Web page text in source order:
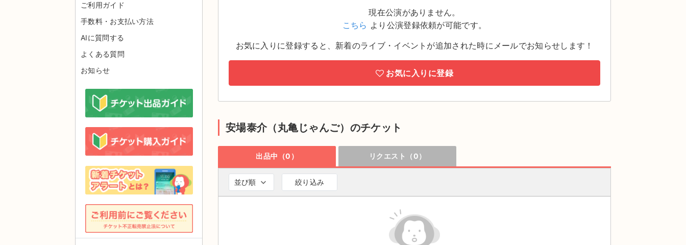
現在公演がありません。
こちら より公演登録依頼が可能です。
お気に入りに登録すると、新着のライブ・イベントが追加された時にメールでお知らせします！
お気に入りに登録
安場泰介（丸亀じゃんご）のチケット
出品中（0） リクエスト（0）
並び順 絞り込み
ご利用ガイド
手数料・お支払い方法
AIに質問する
よくある質問
お知らせ